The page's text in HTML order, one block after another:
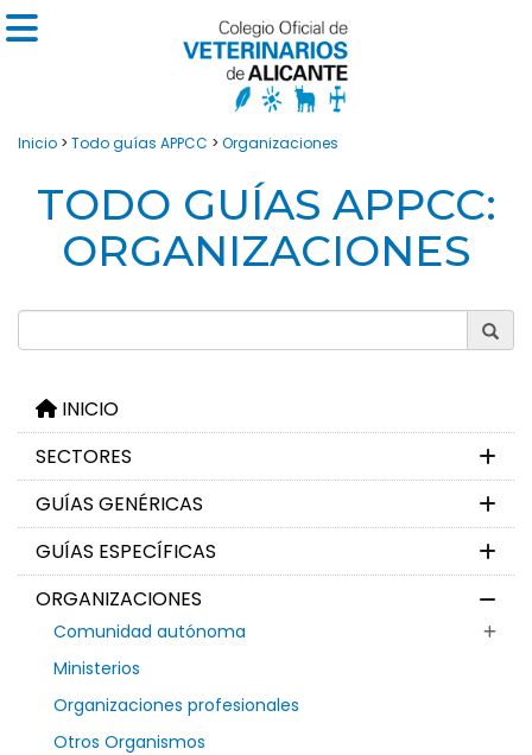
Inicio > Todo guías APPCC > Organizaciones
TODO GUÍAS APPCC:
ORGANIZACIONES
INICIO
SECTORES
GUÍAS GENÉRICAS
GUÍAS ESPECÍFICAS
ORGANIZACIONES
Comunidad autónoma
Ministerios
Organizaciones profesionales
Otros Organismos